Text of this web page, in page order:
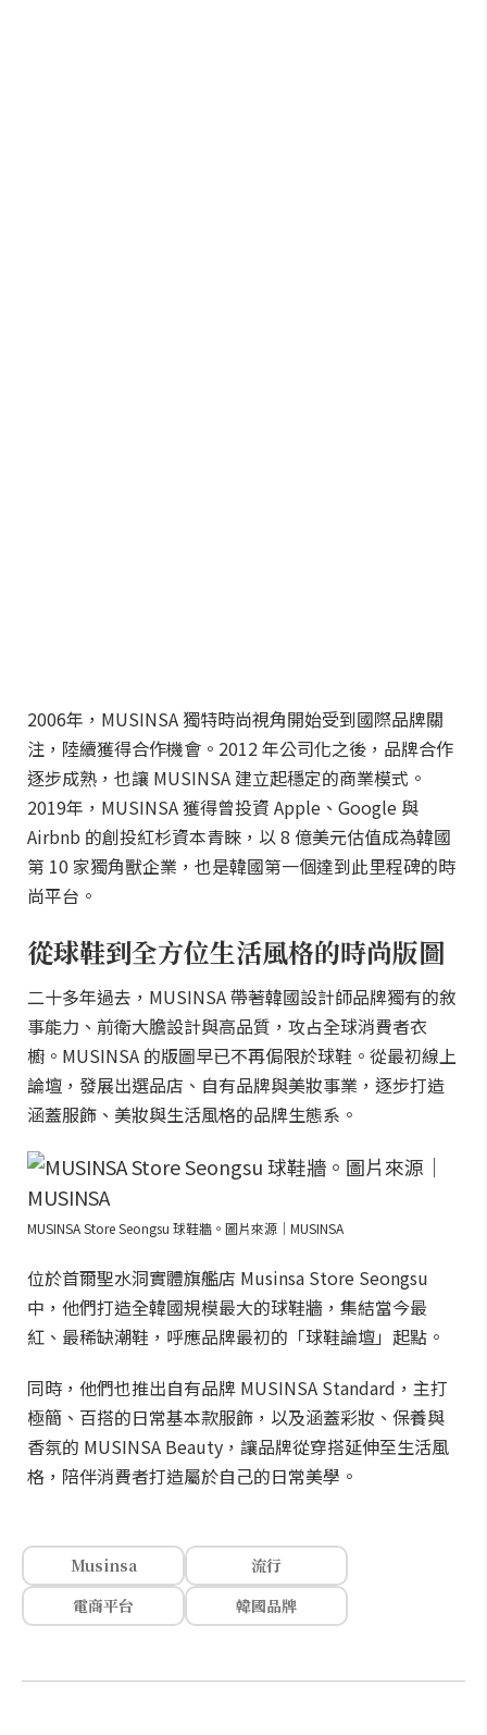
2006年，MUSINSA 獨特時尚視角開始受到國際品牌關
注，陸續獲得合作機會。2012 年公司化之後，品牌合作
逐步成熟，也讓 MUSINSA 建立起穩定的商業模式。
2019年，MUSINSA 獲得曾投資 Apple、Google 與
Airbnb 的創投紅杉資本青睞，以 8 億美元估值成為韓國
第 10 家獨角獸企業，也是韓國第一個達到此里程碑的時
尚平台。
從球鞋到全方位生活風格的時尚版圖
二十多年過去，MUSINSA 帶著韓國設計師品牌獨有的敘
事能力、前衛大膽設計與高品質，攻占全球消費者衣
櫥。MUSINSA 的版圖早已不再侷限於球鞋。從最初線上
論壇，發展出選品店、自有品牌與美妝事業，逐步打造
涵蓋服飾、美妝與生活風格的品牌生態系。
MUSINSA Store Seongsu 球鞋牆。圖片來源｜MUSINSA
位於首爾聖水洞實體旗艦店 Musinsa Store Seongsu
中，他們打造全韓國規模最大的球鞋牆，集結當今最
紅、最稀缺潮鞋，呼應品牌最初的「球鞋論壇」起點。
同時，他們也推出自有品牌 MUSINSA Standard，主打
極簡、百搭的日常基本款服飾，以及涵蓋彩妝、保養與
香氛的 MUSINSA Beauty，讓品牌從穿搭延伸至生活風
格，陪伴消費者打造屬於自己的日常美學。
Musinsa
流行
電商平台
韓國品牌